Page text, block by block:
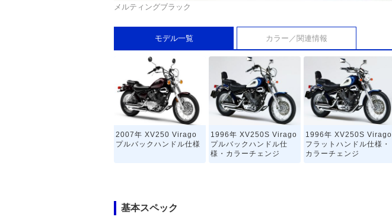
メルティングブラック
モデル一覧 カラー／関連情報
2007年 XV250 Virago
プルバックハンドル仕様
1996年 XV250S Virago
プルバックハンドル仕
様・カラーチェンジ
1996年 XV250S Virago
フラットハンドル仕様・
カラーチェンジ
基本スペック